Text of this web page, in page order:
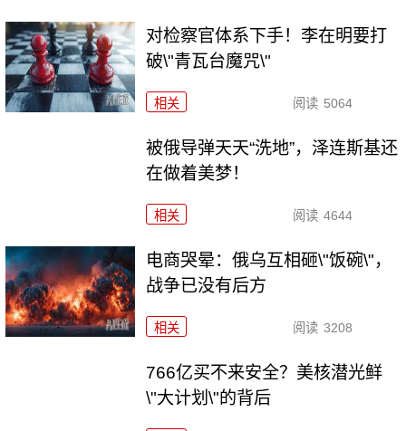
对检察官体系下手！李在明要打
破\"青瓦台魔咒\"
相关 阅读 5064
被俄导弹天天“洗地”，泽连斯基还
在做着美梦！
相关 阅读 4644
电商哭晕：俄乌互相砸\"饭碗\"，
战争已没有后方
相关 阅读 3208
766亿买不来安全？美核潜光鲜
\"大计划\"的背后